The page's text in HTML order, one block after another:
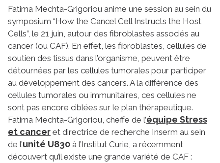
Fatima Mechta-Grigoriou anime une session au sein du
symposium “How the Cancel Cell Instructs the Host
Cells”, le 21 juin, autour des fibroblastes associés au
cancer (ou CAF). En effet, les fibroblastes, cellules de
soutien des tissus dans l’organisme, peuvent être
détournées par les cellules tumorales pour participer
au développement des cancers. A la différence des
cellules tumorales ou immunitaires, ces cellules ne
sont pas encore ciblées sur le plan thérapeutique.
Fatima Mechta-Grigoriou, cheffe de l’équipe Stress
et cancer et directrice de recherche Inserm au sein
de l’unité U830 à l’Institut Curie, a récemment
découvert qu’il existe une grande variété de CAF :